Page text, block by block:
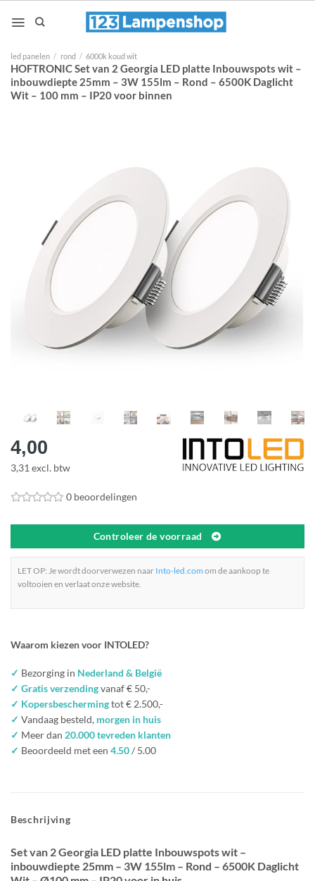
naar
led panelen / rond / 6000k koud wit
HOFTRONIC Set van 2 Georgia LED platte Inbouwspots wit –
inbouwdiepte 25mm – 3W 155lm – Rond – 6500K Daglicht
Wit – 100 mm – IP20 voor binnen
4,00
3,31 excl. btw
0 beoordelingen
Controleer de voorraad
LET OP: Je wordt doorverwezen naar Into-led.com om de aankoop te
voltooien en verlaat onze website.
Waarom kiezen voor INTOLED?
✓ Bezorging in Nederland & België
✓ Gratis verzendingvanaf € 50,-
✓ Kopersbeschermingtot € 2.500,-
✓ Vandaag besteld, morgen in huis
✓ Meer dan 20.000 tevreden klanten
✓ Beoordeeld met een 4.50/ 5.00
Beschrijving
Set van 2 Georgia LED platte Inbouwspots wit –
inbouwdiepte 25mm – 3W 155lm – Rond – 6500K Daglicht